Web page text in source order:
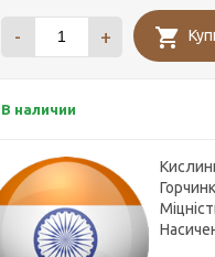
- +
В наличии